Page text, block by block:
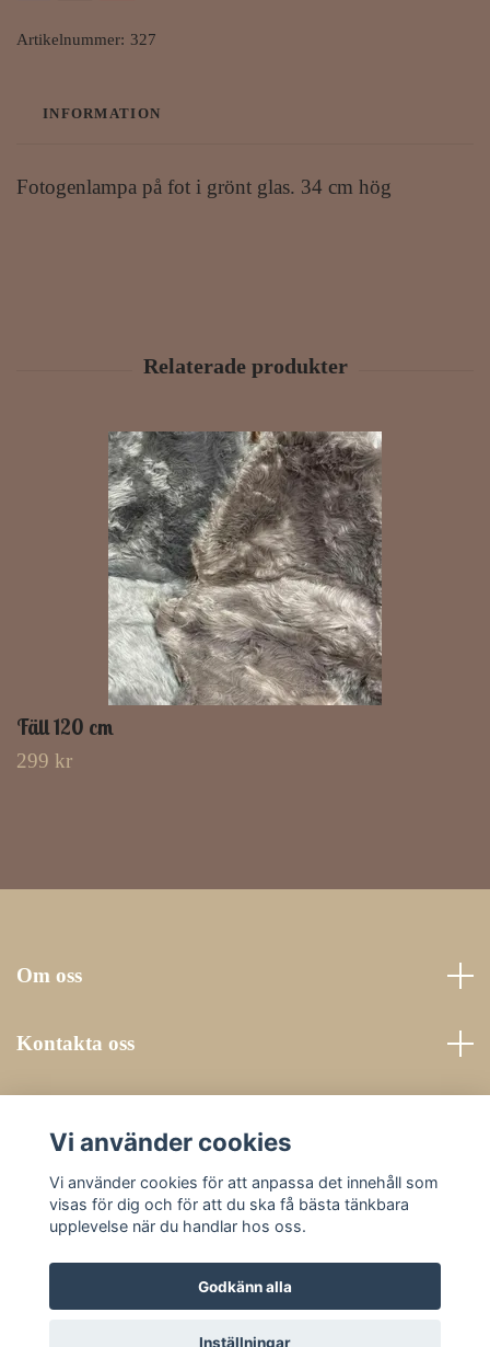
Artikelnummer: 327
INFORMATION
Fotogenlampa på fot i grönt glas. 34 cm hög
Fäll 120 cm
299 kr
Om oss
Kontakta oss
Sociala medier
© 2026 Vackerbacken
Vi använder cookies
Vi använder cookies för att anpassa det innehåll som
visas för dig och för att du ska få bästa tänkbara
upplevelse när du handlar hos oss.
Godkänn alla
Inställningar